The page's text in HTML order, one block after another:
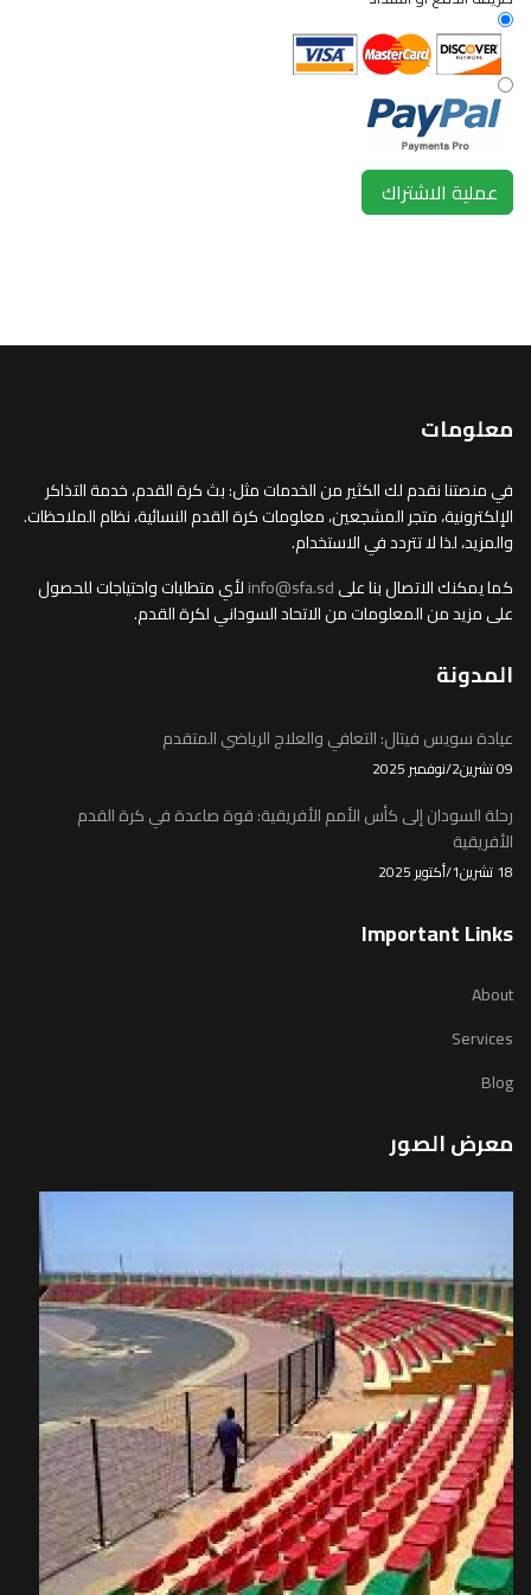
معلومات
في منصتنا نقدم لك الكثير من الخدمات مثل: بث كرة القدم، خدمة التذاكر
الإلكترونية، متجر المشجعين، معلومات كرة القدم النسائية، نظام الملاحظات.
والمزيد، لذا لا تتردد في الاستخدام.
كما يمكنك الاتصال بنا علىinfo@sfa.sdلأي متطلبات واحتياجات للحصول
على مزيد من المعلومات من الاتحاد السوداني لكرة القدم.
المدونة
عيادة سويس فيتال: التعافي والعلاج الرياضي المتقدم
09 تشرين2/نوفمبر 2025
رحلة السودان إلى كأس الأمم الأفريقية: قوة صاعدة في كرة القدم
الأفريقية
18 تشرين1/أكتوير 2025
Important Links
About
Services
Blog
معرض الصور